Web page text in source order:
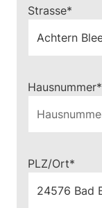
Pflichtfeld
Strasse*
Pflichtfeld
Hausnummer*
Pflichtfeld
PLZ/Ort*